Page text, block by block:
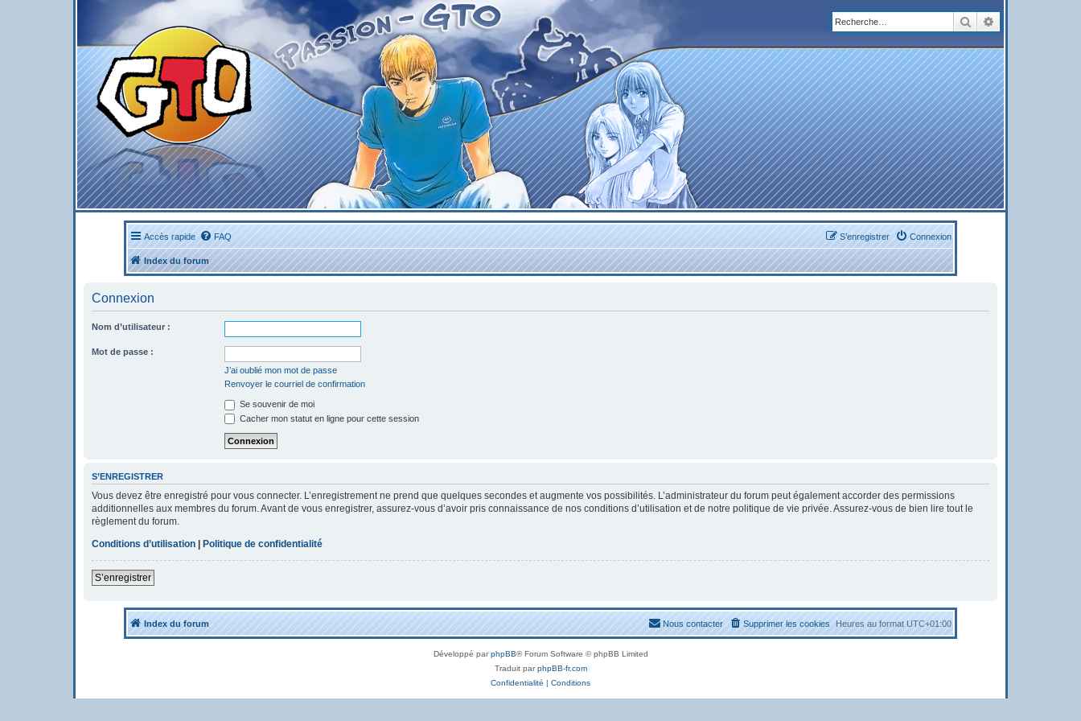
Rechercher
Accès rapide FAQ Connexion
S’enregistrer
Index du forum
Connexion
Nom d’utilisateur :
Mot de passe :
J’ai oublié mon mot de passe
Renvoyer le courriel de confirmation
Se souvenir de moi
Cacher mon statut en ligne pour cette session
S’ENREGISTRER
Vous devez être enregistré pour vous connecter. L’enregistrement ne prend que quelques secondes et augmente vos possibilités. L’administrateur du forum peut également accorder des permissions
additionnelles aux membres du forum. Avant de vous enregistrer, assurez-vous d’avoir pris connaissance de nos conditions d’utilisation et de notre politique de vie privée. Assurez-vous de bien lire tout le
règlement du forum.
Conditions d’utilisation | Politique de confidentialité
S’enregistrer
Index du forum Heures au formatUTC+01:00
Supprimer les cookies
Nous contacter
Développé parphpBB® Forum Software © phpBB Limited
Traduit parphpBB-fr.com
Confidentialité | Conditions